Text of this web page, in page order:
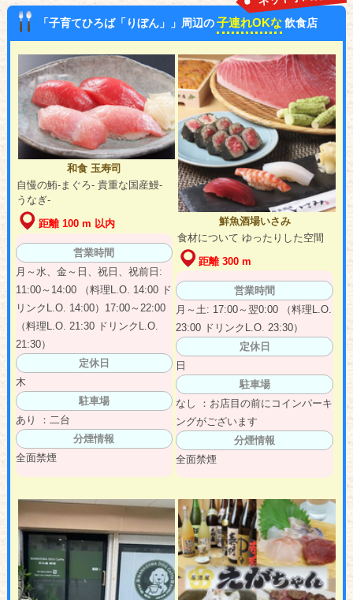
「子育てひろば「りぼん」」周辺の子連れOKな 飲食店
和食 玉寿司
自慢の鮪‐まぐろ‐ 貴重な国産鰻‐
うなぎ‐
距離 100 m 以内
営業時間
月～水、金～日、祝日、祝前日:
11:00～14:00 （料理L.O. 14:00 ド
リンクL.O. 14:00）17:00～22:00
（料理L.O. 21:30 ドリンクL.O.
21:30）
定休日
木
駐車場
あり ：二台
分煙情報
全面禁煙
鮮魚酒場いさみ
食材について ゆったりした空間
距離 300 m
営業時間
月～土: 17:00～翌0:00 （料理L.O.
23:00 ドリンクL.O. 23:30）
定休日
日
駐車場
なし ：お店目の前にコインパーキ
ングがございます
分煙情報
全面禁煙